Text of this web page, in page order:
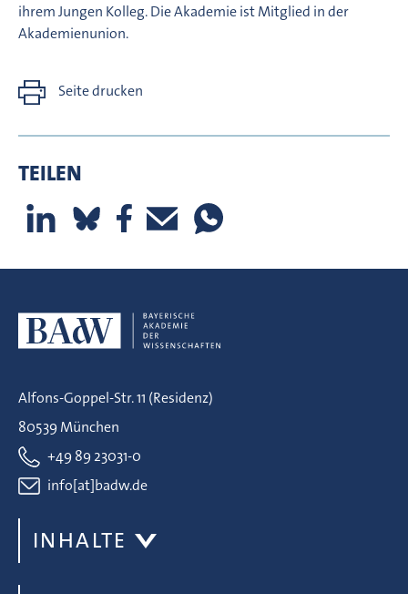
ihrem Jungen Kolleg. Die Akademie ist Mitglied in der
Akademienunion.
Seite drucken
TEILEN
Alfons-Goppel-Str. 11 (Residenz)
80539 München
+49 89 23031-0
info[at]badw.de
INHALTE